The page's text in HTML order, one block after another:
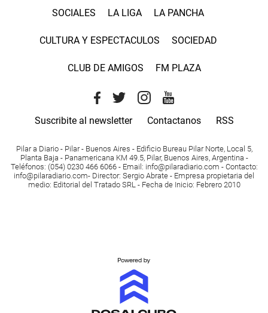
SOCIALES LA LIGA LA PANCHA
CULTURA Y ESPECTACULOS SOCIEDAD
CLUB DE AMIGOS FM PLAZA
Suscribite al newsletter Contactanos RSS
Pilar a Diario - Pilar - Buenos Aires - Edificio Bureau Pilar Norte, Local 5,
Planta Baja - Panamericana KM 49.5, Pilar, Buenos Aires, Argentina -
Teléfonos: (054) 0230 466 6066 - Email : info@pilaradiario.com - Contacto:
info@pilaradiario.com- Director: Sergio Abrate - Empresa propietaria del
medio: Editorial del Tratado SRL - Fecha de Inicio: Febrero 2010